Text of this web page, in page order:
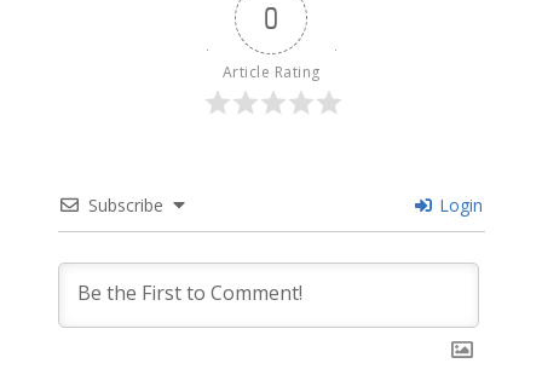
0
Article Rating
Subscribe Login